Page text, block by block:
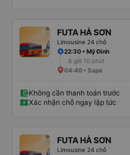
FUTA HÀ SƠN
Limousine 24 chỗ
22:30 • Mỹ Đình
6 giờ 10 phút
04:40 • Sapa
Không cần thanh toán trước
Xác nhận chỗ ngay lập tức
FUTA HÀ SƠN
Limousine 24 chỗ